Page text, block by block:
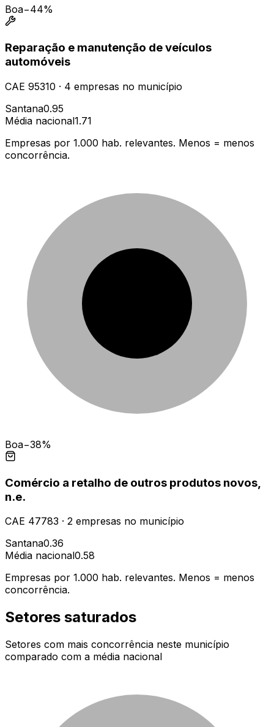
Boa−44%
Reparação e manutenção de veículos
automóveis
CAE 95310 · 4 empresas no município
Santana0.95
Média nacional1.71
Empresas por 1.000 hab. relevantes. Menos = menos
concorrência.
Boa−38%
Comércio a retalho de outros produtos novos,
n.e.
CAE 47783 · 2 empresas no município
Santana0.36
Média nacional0.58
Empresas por 1.000 hab. relevantes. Menos = menos
concorrência.
Setores saturados
Setores com mais concorrência neste município
comparado com a média nacional